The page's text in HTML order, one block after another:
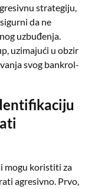
strategiju,
da ne
uzbuđenja.
uzimajući u obzir
svog bankrol-
mogu koristiti za
agresivno. Prvo,